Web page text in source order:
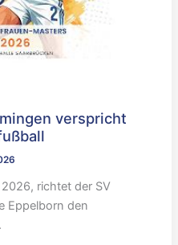
verspricht
richtet der SV
Eppelborn den